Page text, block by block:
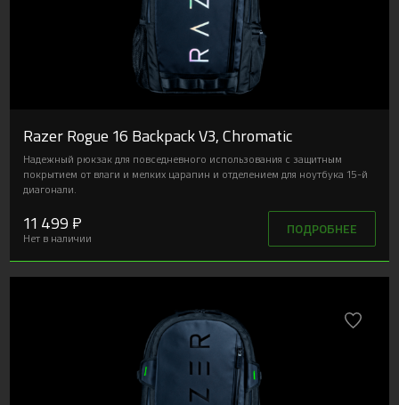
Razer Rogue 16 Backpack V3, Chromatic
Надежный рюкзак для повседневного использования с защитным
покрытием от влаги и мелких царапин и отделением для ноутбука 15-й
диагонали.
11 499 ₽
Нет в наличии
ПОДРОБНЕЕ